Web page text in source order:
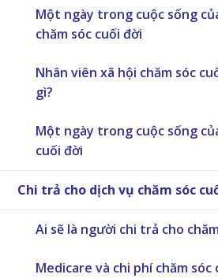
Một ngày trong cuộc sống
chăm sóc cuối đời
Nhân viên xã hội chăm sóc
gì?
Một ngày trong cuộc sống
cuối đời
Chi trả cho dịch vụ chăm sóc
Ai sẽ là người chi trả cho
Medicare và chi phí chăm sóc